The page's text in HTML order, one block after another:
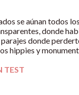
se aúnan todos
donde
donde
hippies y
TEST